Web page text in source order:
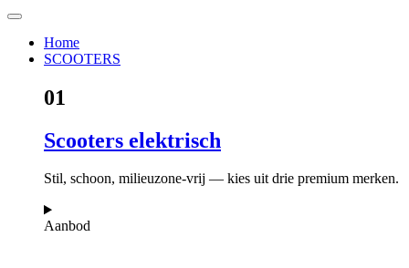
Home
SCOOTERS
01
Scooters elektrisch
Stil, schoon, milieuzone-vrij — kies uit drie premium merken.
Aanbod